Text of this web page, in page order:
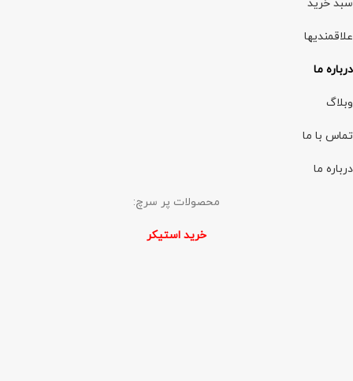
سبد خرید
علاقمندیها
درباره ما
وبلاگ
تماس با ما
درباره ما
محصولات پر سرچ:
خرید استیکر